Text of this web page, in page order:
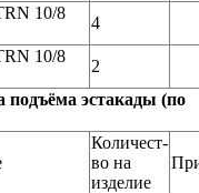
10/8
4
10/8
2
подъёма эстакады (по
Количест-
во на
изделие